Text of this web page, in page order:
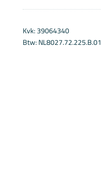
Kvk: 39064340
Btw: NL8027.72.225.B.01